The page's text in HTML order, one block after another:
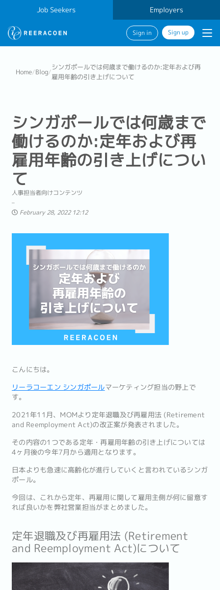
Job Seekers Employers
Sign in Sign up
Home/Blog/
シンガポールでは何歳まで働けるのか:定年および再
雇用年齢の引き上げについて
シンガポールでは何歳まで
働けるのか:定年および再
雇用年齢の引き上げについ
て
人事担当者向けコンテンツ
February 28, 2022 12:12
こんにちは。
リーラコーエン シンガポールマーケティング担当の野上で
す。
2021年11月、MOMより定年退職及び再雇用法 (Retirement
and Reemployment Act)の改正案が発表されました。
その内容の1つである定年・再雇用年齢の引き上げについては
4ヶ月後の今年7月から適用となります。
日本よりも急速に高齢化が進行していくと言われているシンガ
ポール。
今回は、これから定年、再雇用に関して雇用主側が何に留意す
れば良いかを弊社営業担当がまとめました。
定年退職及び再雇用法 (Retirement
and Reemployment Act)について